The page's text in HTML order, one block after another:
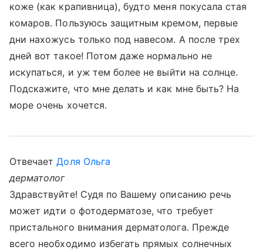
коже (как крапивница), будто меня покусала стая
комаров. Пользуюсь защитным кремом, первые
дни нахожусь только под навесом. А после трех
дней вот такое! Потом даже нормально не
искупаться, и уж тем более не выйти на солнце.
Подскажите, что мне делать и как мне быть? На
море очень хочется.
ОтвечаетДоля Ольга
дерматолог
Здравствуйте! Судя по Вашему описанию речь
может идти о фотодерматозе, что требует
пристального внимания дерматолога. Прежде
всего необходимо избегать прямых солнечных